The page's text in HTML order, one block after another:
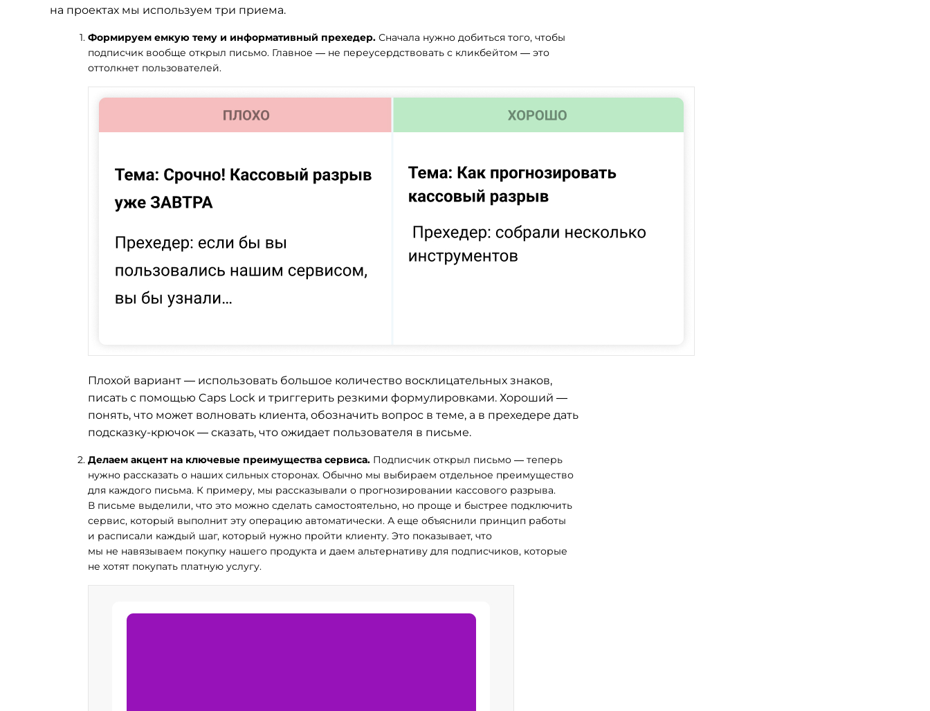
на проектах мы используем три приема.
Формируем емкую тему и информативный прехедер. Сначала нужно добиться того, чтобы
подписчик вообще открыл письмо. Главное — не переусердствовать с кликбейтом — это
оттолкнет пользователей.
Плохой вариант — использовать большое количество восклицательных знаков,
писать с помощью Caps Lock и триггерить резкими формулировками. Хороший —
понять, что может волновать клиента, обозначить вопрос в теме, а в прехедере дать
подсказку-крючок — сказать, что ожидает пользователя в письме.
Делаем акцент на ключевые преимущества сервиса. Подписчик открыл письмо — теперь
нужно рассказать о наших сильных сторонах. Обычно мы выбираем отдельное преимущество
для каждого письма. К примеру, мы рассказывали о прогнозировании кассового разрыва.
В письме выделили, что это можно сделать самостоятельно, но проще и быстрее подключить
сервис, который выполнит эту операцию автоматически. А еще объяснили принцип работы
и расписали каждый шаг, который нужно пройти клиенту. Это показывает, что
мы не навязываем покупку нашего продукта и даем альтернативу для подписчиков, которые
не хотят покупать платную услугу.